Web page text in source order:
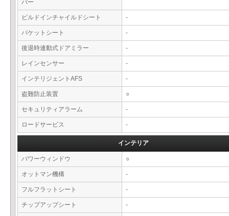
バー
ビルドインチャイルドシート -
バケットシート -
後退時連動式ドアミラー -
レインセンサー -
インテリジェントAFS -
盗難防止装置 ○
セキュリティアラーム -
ロードサービス -
インテリア
パワーウィンドウ ○
オットマン機構 -
フルフラットシート -
チップアップシート -